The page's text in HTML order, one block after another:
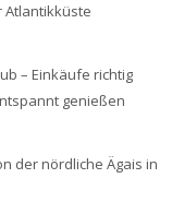
Atlantikküste
– Einkäufe richtig
genießen
der nördliche Ägais in